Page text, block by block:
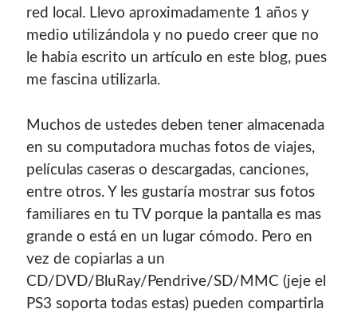
Mozilla (Hispano|Venezuela)y enWordPress Venezuela
promuevo tecnologías abiertas, mantengo
clases por 10 años. Como siempre me ha gustado
enseñar, comparto algunas de mis opiniones y
experiencias en el mundo informático en este blog.
Puedes contactarmeo leer más sobre mi
mi página profesional
Donate
red local. Llevo aproximadamente 1 años y
medio utilizándola y no puedo creer que no
le habí­a escrito un artí­culo en este blog, pues
me fascina utilizarla.
Muchos de ustedes deben tener almacenada
en su computadora muchas fotos de viajes,
pelí­culas caseras o descargadas, canciones,
entre otros. Y les gustarí­a mostrar sus fotos
familiares en tu TV porque la pantalla es mas
grande o está en un lugar cómodo. Pero en
vez de copiarlas a un
CD/DVD/BluRay/Pendrive/SD/MMC (jeje el
PS3 soporta todas estas) pueden compartirla